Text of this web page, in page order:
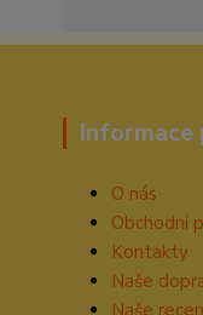
Informace
O nás
Obchodní
Kontakty
Naše
Naše